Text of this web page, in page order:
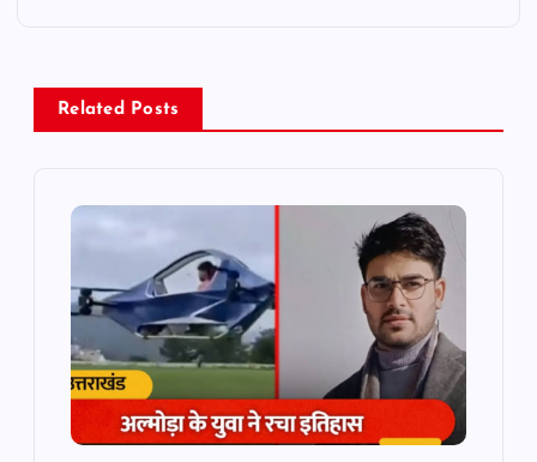
v
Related Posts